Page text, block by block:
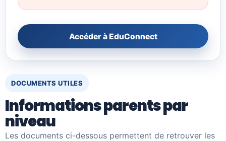
Accéder à EduConnect
DOCUMENTS UTILES
Informations parents par
niveau
Les documents ci-dessous permettent de retrouver les